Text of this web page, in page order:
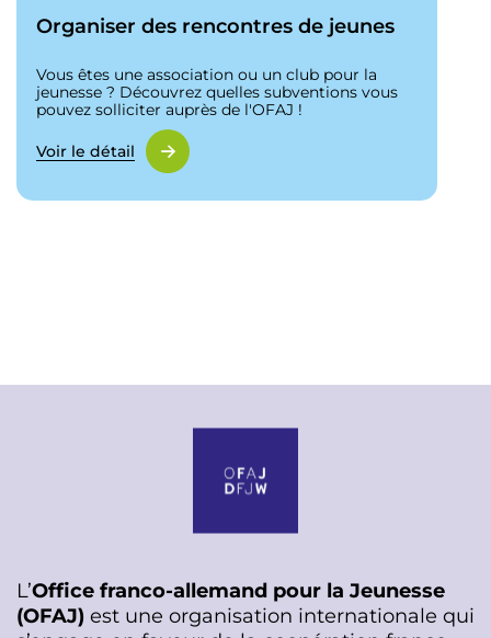
Organiser des rencontres de jeunes
Vous êtes une association ou un club pour la
jeunesse ? Découvrez quelles subventions vous
pouvez solliciter auprès de l'OFAJ !
Voir le détail
L’Office franco-allemand pour la Jeunesse
(OFAJ) est une organisation internationale qui